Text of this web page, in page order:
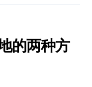
的两种方